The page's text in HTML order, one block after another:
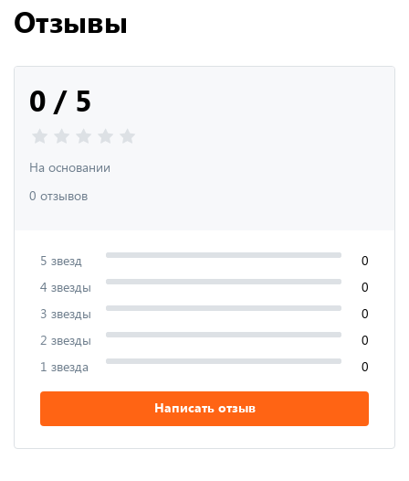
Отзывы
0 / 5
На основании
0 отзывов
5 звезд
0
4 звезды
0
3 звезды
0
2 звезды
0
1 звезда
0
Написать отзыв